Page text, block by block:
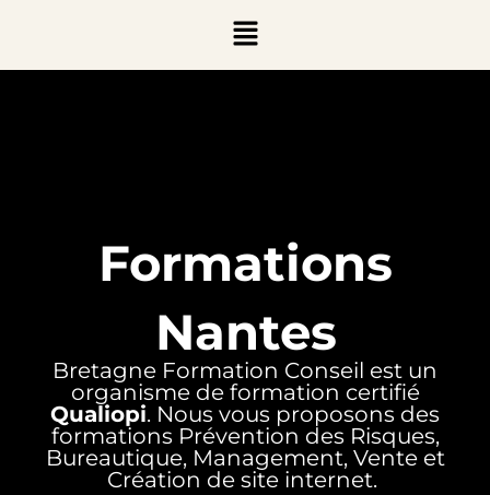
Menu
Formations
Nantes
Bretagne Formation Conseil est un
organisme de formation certifié
Qualiopi. Nous vous proposons des
formations Prévention des Risques,
Bureautique, Management, Vente et
Création de site internet.